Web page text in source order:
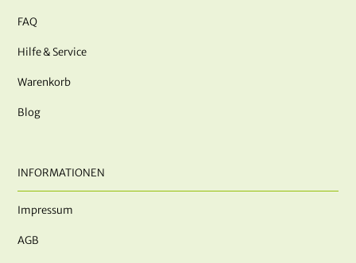
FAQ
Hilfe & Service
Warenkorb
Blog
INFORMATIONEN
Impressum
AGB